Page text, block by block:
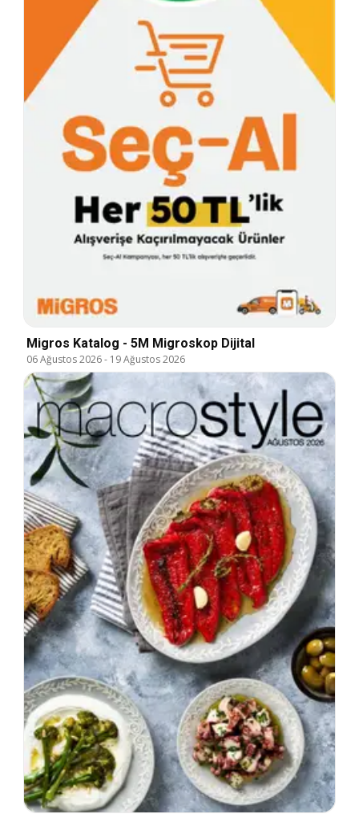
Migros Katalog - 5M Migroskop Dijital
06 Ağustos 2026- 19 Ağustos 2026